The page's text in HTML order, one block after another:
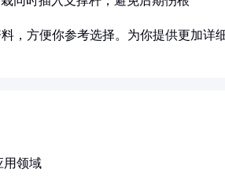
，方便你参考选择。为你提供更加详
用领域